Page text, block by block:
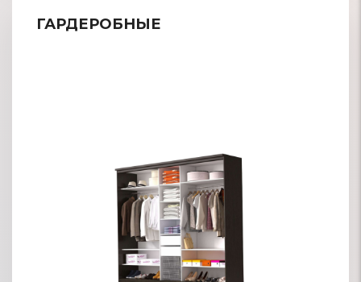
ГАРДЕРОБНЫЕ